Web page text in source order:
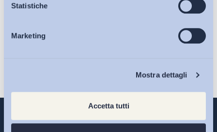
Statistiche
Marketing
Mostra dettagli
Accetta tutti
Osservatori
Eventi
sulla pagina della
Iscriviti